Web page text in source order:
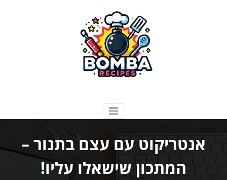
אנטריקוט עם עצם בתנור –
המתכון שישאלו עליו!